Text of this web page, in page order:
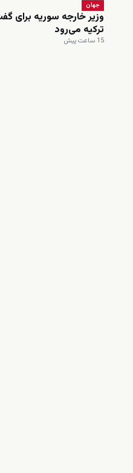
جهان
وزیر خارجه سوریه برای
ترکیه می‌رود
15 ساعت پیش